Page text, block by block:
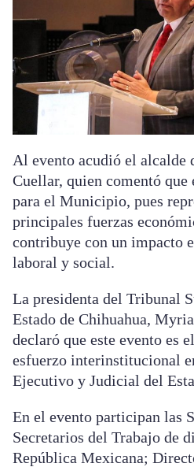
Al evento acudió el alcalde
Cuellar, quien comentó
para el Municipio, pues
principales fuerzas
contribuye con un impacto
laboral y social.
La presidenta del Tribunal
Estado de Chihuahua,
declaró que este evento es
esfuerzo interinstitucional
Ejecutivo y Judicial del
En el evento participan las
Secretarios del Trabajo de
República Mexicana;